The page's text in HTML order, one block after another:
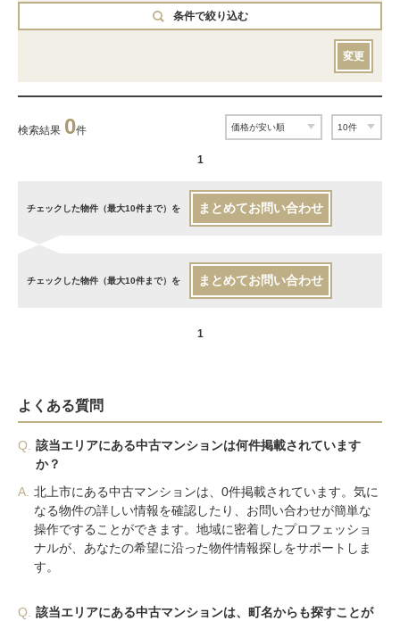
条件で絞り込む
変更
検索結果 0件
1
チェックした物件（最大10件まで）を まとめてお問い合わせ
チェックした物件（最大10件まで）を まとめてお問い合わせ
1
よくある質問
Q.
該当エリアにある中古マンションは何件掲載されています
か？
A. 北上市にある中古マンションは、0件掲載されています。気に
なる物件の詳しい情報を確認したり、お問い合わせが簡単な
操作ですることができます。地域に密着したプロフェッショ
ナルが、あなたの希望に沿った物件情報探しをサポートしま
す。
Q.
該当エリアにある中古マンションは、町名からも探すことが